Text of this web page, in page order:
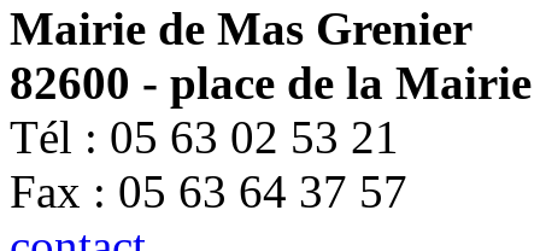
Mairie de Mas Grenier
82600 - place de la Mairie
Tél : 05 63 02 53 21
Fax : 05 63 64 37 57